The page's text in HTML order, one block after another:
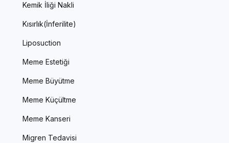
Kemik İliği Nakli
Kısırlık(İnferilite)
Liposuction
Meme Estetiği
Meme Büyütme
Meme Küçültme
Meme Kanseri
Migren Tedavisi